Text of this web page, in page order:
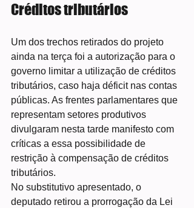
Créditos tributários
Um dos trechos retirados do projeto
ainda na terça foi a autorização para o
governo limitar a utilização de créditos
tributários, caso haja déficit nas contas
públicas. As frentes parlamentares que
representam setores produtivos
divulgaram nesta tarde manifesto com
críticas a essa possibilidade de
restrição à compensação de créditos
tributários.
No substitutivo apresentado, o
deputado retirou a prorrogação da Lei